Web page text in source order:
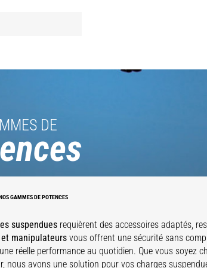
DE
GAMMES DE POTENCES
suspendues requièrent des accessoires adaptés,
manipulateurs vous offrent une sécurité sans
réelle performance au quotidien. Que vous soyez
nous avons une solution pour vos charges
Potence
Potence-treuil
télescopique